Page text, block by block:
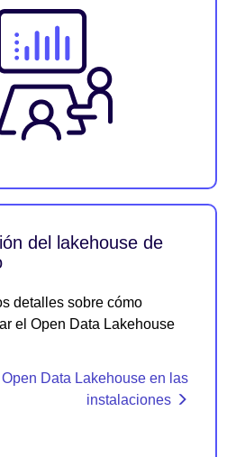
del lakehouse de
detalles sobre cómo
el Open Data Lakehouse
Open Data Lakehouse en las
instalaciones